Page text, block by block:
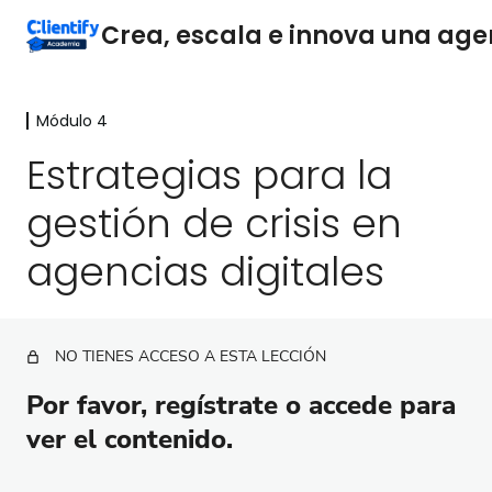
Módulo 1
7 lecciones
Módulo 2
16 lecciones
Módulo 3
9 lecciones
Módulo 4
Por qué la gestión de crisis es vital para tu agencia
digital
Identificación de señales de crisis
Estrategias para la gestión de crisis en agencias
Módulo 4
Estrategias para la
gestión de crisis en
agencias digitales
NO TIENES ACCESO A ESTA LECCIÓN
Por favor, regístrate o accede para
ver el contenido.